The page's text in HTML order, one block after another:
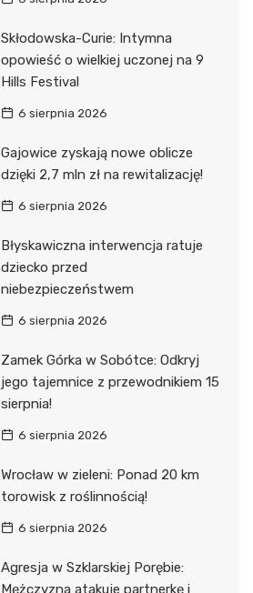
Skłodowska-Curie: Intymna
opowieść o wielkiej uczonej na 9
Hills Festival
6 sierpnia 2026
Gajowice zyskają nowe oblicze
dzięki 2,7 mln zł na rewitalizację!
6 sierpnia 2026
Błyskawiczna interwencja ratuje
dziecko przed
niebezpieczeństwem
6 sierpnia 2026
Zamek Górka w Sobótce: Odkryj
jego tajemnice z przewodnikiem 15
sierpnia!
6 sierpnia 2026
Wrocław w zieleni: Ponad 20 km
torowisk z roślinnością!
6 sierpnia 2026
Agresja w Szklarskiej Porębie:
Mężczyzna atakuje partnerkę i